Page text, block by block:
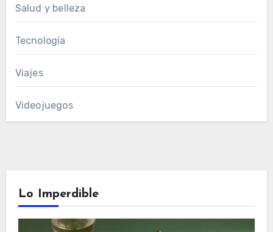
Salud y belleza
Tecnología
Viajes
Videojuegos
Lo Imperdible